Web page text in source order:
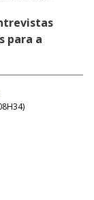
para a
)